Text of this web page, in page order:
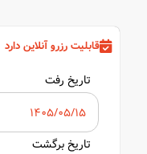
قابلیت رزرو آنلاین دارد
تاریخ رفت
تاریخ برگشت